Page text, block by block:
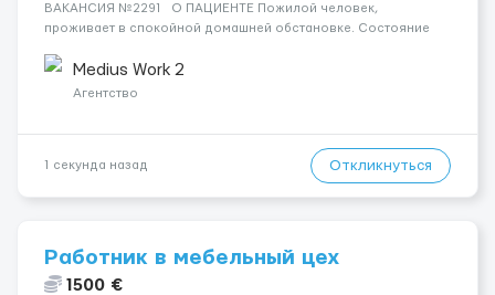
ВАКАНСИЯ №2291 О ПАЦИЕНТЕ Пожилой человек,
проживает в спокойной домашней обстановке. Состояние
поведенческих проявлений. СОСТОЯНИЕ И УХОД Требуется
базовый ежедневный ...
Medius Work 2
Агентство
1 секунда назад Откликнуться
Работник в мебельный цех
1500 €